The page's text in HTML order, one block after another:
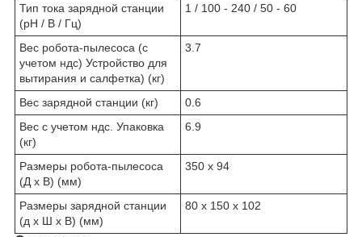
Тип тока зарядной станции
(pH / В / Гц)
1 / 100 - 240 / 50 - 60
Вес робота-пылесоса (с
учетом ндс) Устройство для
вытирания и салфетка) (кг)
3.7
Вес зарядной станции (кг)
0.6
Вес с учетом ндс. Упаковка
(кг)
6.9
Размеры робота-пылесоса
(Д х В) (мм)
350 x 94
Размеры зарядной станции
(д х Ш х В) (мм)
80 x 150 x 102